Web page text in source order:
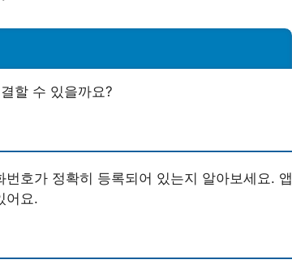
할 수 있을까요?
호가 정확히 등록되어 있는지 알아보세요. 앱
어요.